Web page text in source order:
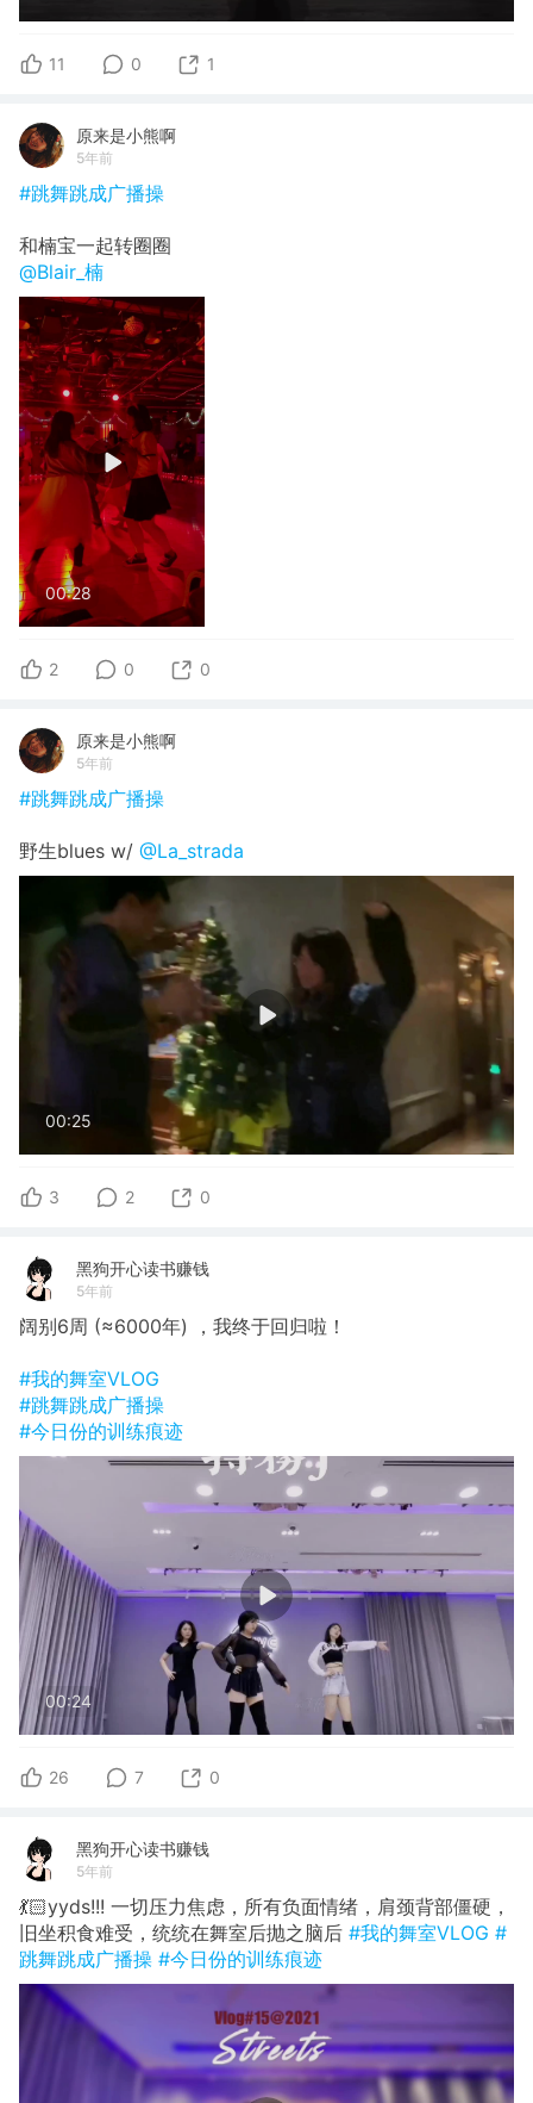
11 0 1
原来是小熊啊
5年前
#跳舞跳成广播操
和楠宝一起转圈圈
@Blair_楠
00:28
2 0 0
原来是小熊啊
5年前
#跳舞跳成广播操
野生blues w/ @La_strada
00:25
3 2 0
黑狗开心读书赚钱
5年前
阔别6周 (≈6000年) ，我终于回归啦！
#我的舞室VLOG
#跳舞跳成广播操
#今日份的训练痕迹
00:24
26 7 0
黑狗开心读书赚钱
5年前
💃🏻yyds!!! 一切压力焦虑，所有负面情绪，肩颈背部僵硬，
旧坐积食难受，统统在舞室后抛之脑后 #我的舞室VLOG #
跳舞跳成广播操 #今日份的训练痕迹